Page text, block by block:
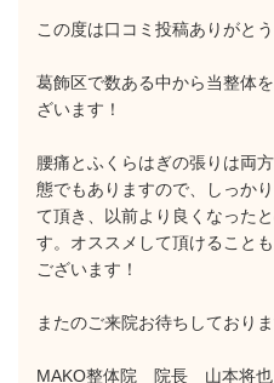
この度は口コミ投稿ありがと
葛飾区で数ある中から当整体
ざいます！
腰痛とふくらはぎの張りは両
態でもありますので、しっか
て頂き、以前より良くなった
す。オススメして頂けること
ございます！
またのご来院お待ちしておりま
MAKO整体院 院長 山本将也